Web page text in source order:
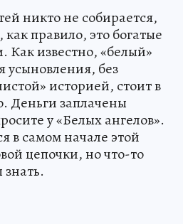
никто не собирается,
правило, это богатые
Как известно, «белый»
усыновления, без
историей, стоит в
Деньги заплачены
у «Белых ангелов».
в самом начале этой
цепочки, но что-то